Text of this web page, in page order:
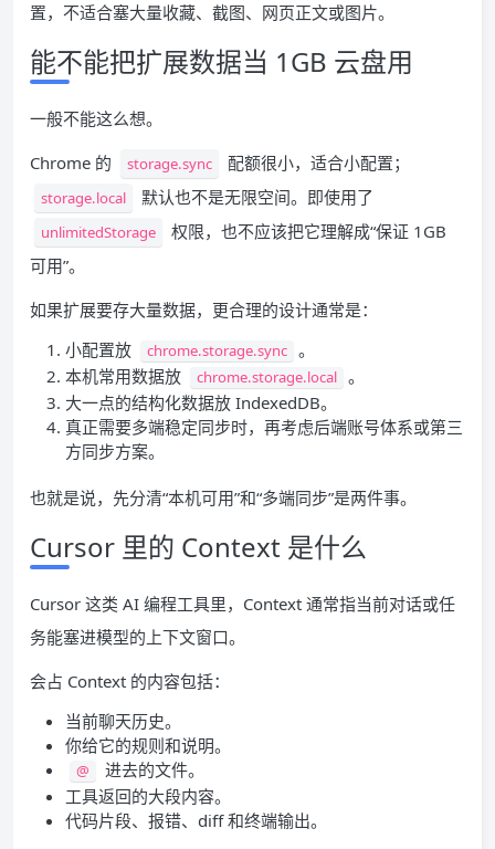
置，不适合塞大量收藏、截图、网页正文或图片。
能不能把扩展数据当 1GB 云盘用
一般不能这么想。
Chrome 的
storage.sync 配额很小，适合小配置；
storage.local 默认也不是无限空间。即使用了
unlimitedStorage
权限，也不应该把它理解成“保证 1GB
可用”。
如果扩展要存大量数据，更合理的设计通常是：
小配置放
chrome.storage.sync 。
本机常用数据放
chrome.storage.local 。
大一点的结构化数据放 IndexedDB。
真正需要多端稳定同步时，再考虑后端账号体系或第三
方同步方案。
也就是说，先分清“本机可用”和“多端同步”是两件事。
Cursor 里的 Context 是什么
Cursor 这类 AI 编程工具里，Context 通常指当前对话或任
务能塞进模型的上下文窗口。
会占 Context 的内容包括：
当前聊天历史。
你给它的规则和说明。
@
进去的文件。
工具返回的大段内容。
代码片段、报错、diff 和终端输出。